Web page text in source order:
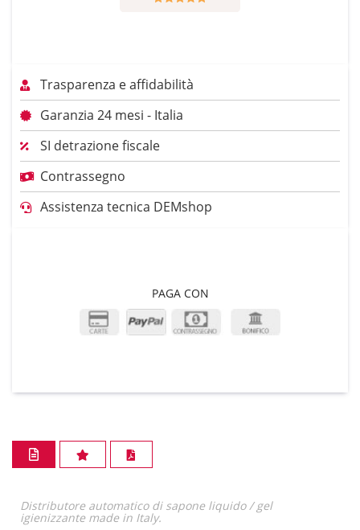
Trasparenza e affidabilità
Garanzia 24 mesi - Italia
SI detrazione fiscale
Contrassegno
Assistenza tecnica DEMshop
PAGA CON
Distributore automatico di sapone liquido / gel
igienizzante made in Italy.